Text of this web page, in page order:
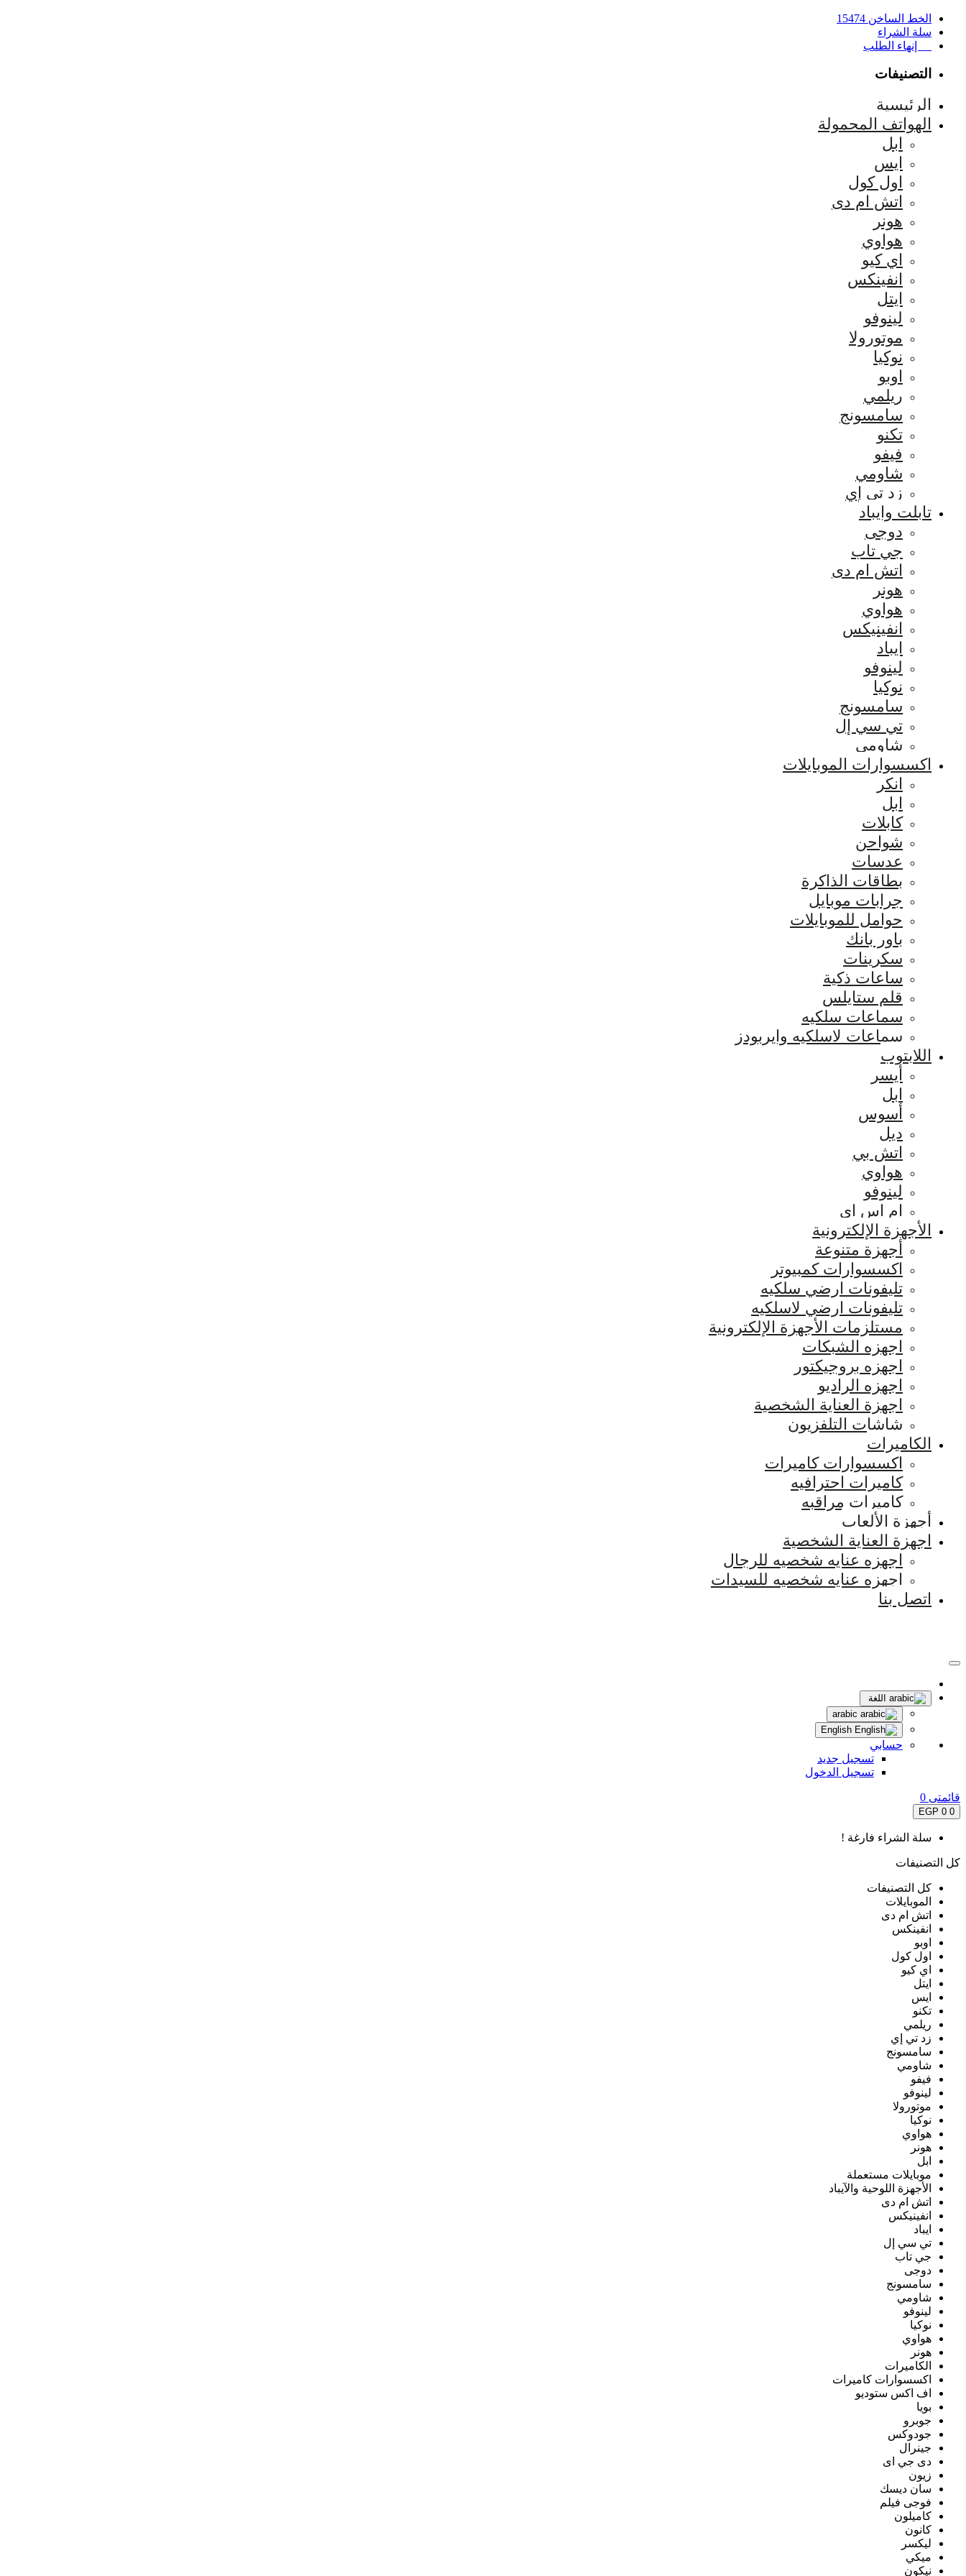
الخط الساخن 15474
سلة الشراء
إنهاء الطلب
التصنيفات
الرئيسية
الهواتف المحمولة
ابل
ايس
اول كول
اتش ام دى
هونر
هواوي
اي كيو
انفينكس
ايتل
لينوفو
موتورولا
نوكيا
اوبو
ريلمي
سامسونج
تكنو
فيفو
شاومي
زد تي إي
تابلت وايباد
دوجى
جي تاب
اتش ام دى
هونر
هواوي
انفينيكس
ايباد
لينوفو
نوكيا
سامسونج
تي سي إل
شاومي
اكسسوارات الموبايلات
انكر
ابل
كابلات
شواحن
عدسات
بطاقات الذاكرة
جرابات موبايل
حوامل للموبايلات
باور بانك
سكرينات
ساعات ذكية
قلم ستايلس
سماعات سلكيه
سماعات لاسلكيه وايربودز
اللابتوب
أيسر
ابل
أسوس
ديل
اتش بي
هواوي
لينوفو
ام اس اي
الأجهزة الإلكترونية
أجهزة متنوعة
اكسسوارات كمبيوتر
تليفونات ارضي سلكيه
تليفونات ارضي لاسلكيه
مستلزمات الأجهزة الإلكترونية
اجهزه الشبكات
اجهزه بروجيكتور
اجهزه الراديو
اجهزة العناية الشخصية
شاشات التلفزيون
الكاميرات
اكسسوارات كاميرات
كاميرات احترافيه
كاميرات مراقبه
أجهزة الألعاب
اجهزة العناية الشخصية
اجهزه عنايه شخصيه للرجال
اجهزه عنايه شخصيه للسيدات
اتصل بنا
اللغة
حسابي
تسجيل جديد
تسجيل الدخول
قائمتى 0
0
0 EGP
سلة الشراء فارغة !
كل التصنيفات
كل التصنيفات
الموبايلات
اتش ام دى
انفينكس
اوبو
اول كول
اي كيو
ايتل
ايس
تكنو
ريلمي
زد تي إي
سامسونج
شاومي
فيفو
لينوفو
موتورولا
نوكيا
هواوي
هونر
ابل
موبايلات مستعملة
الأجهزة اللوحية والآيباد
اتش ام دى
انفينيكس
ايباد
تي سي إل
جي تاب
دوجى
سامسونج
شاومي
لينوفو
نوكيا
هواوي
هونر
الكاميرات
اكسسوارات كاميرات
اف اكس ستوديو
بويا
جوبرو
جودوكس
جينرال
دى جي اى
زيون
سان ديسك
فوجى فيلم
كاميلون
كانون
ليكسر
ميكي
نيكون